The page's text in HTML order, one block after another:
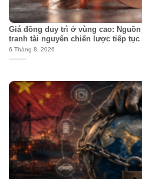
Giá đồng duy trì ở vùng cao:
tranh tài nguyên chiến lược tiếp
6 Tháng 8, 2026